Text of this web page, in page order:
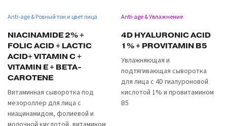
Anti-age & Ровный тон и цвет лица
NIACINAMIDE 2% +
FOLIC ACID + LACTIC
ACID+ VITAMIN C +
VITAMIN E + BETA-
CAROTENE
Витаминная сыворотка под
мезороллер для лица с
ниацинамидом, фолиевой и
Anti-age & Увлажнение
4D HYALURONIC ACID
1% + PROVITAMIN B5
Увлажняющая и
подтягивающая сыворотка
для лица с 4D гиалуроновой
кислотой 1% и провитамином
B5